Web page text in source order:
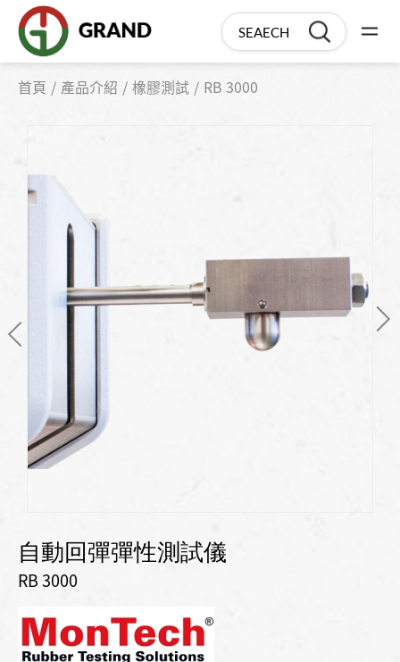
首頁 產品介紹 橡膠測試 RB 3000
自動回彈彈性測試儀
RB 3000